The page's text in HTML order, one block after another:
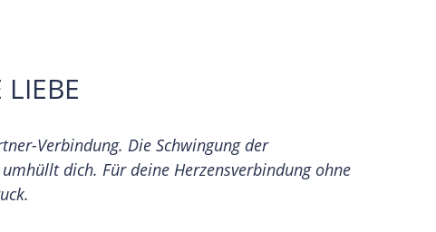
Verbindung. Die Schwingung der
dich. Für deine Herzensverbindung ohne